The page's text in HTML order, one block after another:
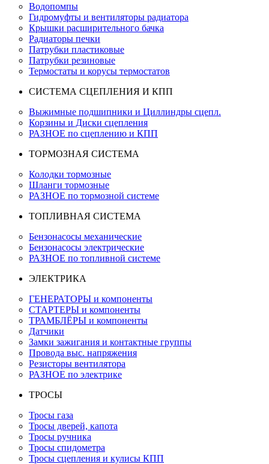
Водопомпы
Гидромуфты и вентиляторы радиатора
Крышки расширительного бачка
Радиаторы печки
Патрубки пластиковые
Патрубки резиновые
Термостаты и корусы термостатов
СИСТЕМА СЦЕПЛЕНИЯ И КПП
Выжимные подшипники и Циллиндры сцепл.
Корзины и Диски сцепления
РАЗНОЕ по сцеплению и КПП
ТОРМОЗНАЯ СИСТЕМА
Колодки тормозные
Шланги тормозные
РАЗНОЕ по тормозной системе
ТОПЛИВНАЯ СИСТЕМА
Бензонасосы механические
Бензонасосы электрические
РАЗНОЕ по топливной системе
ЭЛЕКТРИКА
ГЕНЕРАТОРЫ и компоненты
СТАРТЕРЫ и компоненты
ТРАМБЛЁРЫ и компоненты
Датчики
Замки зажигания и контактные группы
Провода выс. напряжения
Резисторы вентилятора
РАЗНОЕ по электрике
ТРОСЫ
Тросы газа
Тросы дверей, капота
Тросы ручника
Тросы спидометра
Тросы сцепления и кулисы КПП